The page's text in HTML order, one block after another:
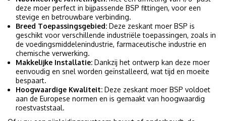
deze moer perfect in bijpassende BSP fittingen, voor een
stevige en betrouwbare verbinding.
Breed Toepassingsgebied: Deze zeskant moer BSP is
geschikt voor verschillende industriële toepassingen, zoals in
de voedingsmiddelenindustrie, farmaceutische industrie en
chemische verwerking.
Makkelijke Installatie: Dankzij het ontwerp kan deze moer
eenvoudig en snel worden geïnstalleerd, wat tijd en moeite
bespaart.
Hoogwaardige Kwaliteit: Deze zeskant moer BSP voldoet
aan de Europese normen en is gemaakt van hoogwaardig
roestvaststaal.